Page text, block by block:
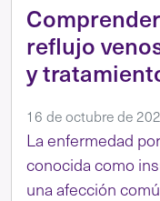
reflujo
y
16 de octubre de
La enfermedad
conocida como
una afección